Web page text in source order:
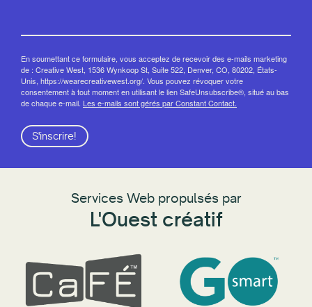
En soumettant ce formulaire, vous acceptez de recevoir des e-mails marketing
de : Creative West, 1536 Wynkoop St, Suite 522, Denver, CO, 80202, États-
Unis, https://wearecreativewest.org/. Vous pouvez révoquer votre
consentement à tout moment en utilisant le lien SafeUnsubscribe®, situé au bas
de chaque e-mail. Les e-mails sont gérés par Constant Contact.
S'inscrire!
Services Web propulsés par
L'Ouest créatif